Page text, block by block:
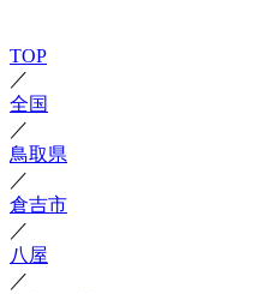
TOP
／
全国
／
鳥取県
／
倉吉市
／
八屋
／